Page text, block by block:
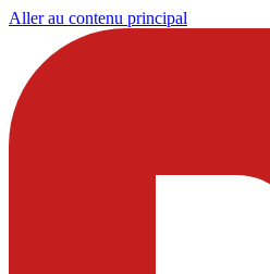
Aller au contenu principal